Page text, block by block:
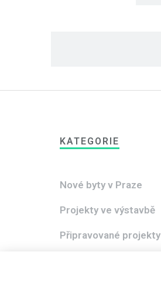
KATEGORIE
Nové byty v Praze
Projekty ve výstavbě
Připravované projekty